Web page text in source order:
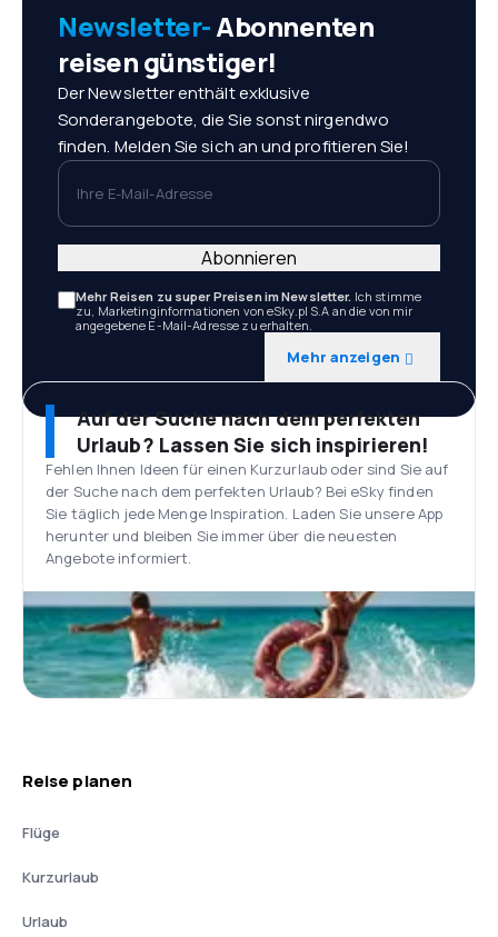
Newsletter-Abonnenten
reisen günstiger!
Der Newsletter enthält exklusive
Sonderangebote, die Sie sonst nirgendwo
finden. Melden Sie sich an und profitieren Sie!
Ihre E-Mail-Adresse
Mehr Reisen zu super Preisen im Newsletter. Ich stimme
zu, Marketinginformationen von eSky.pl S.A an die von mir
angegebene E-Mail-Adresse zu erhalten.
Mehr anzeigen
Abonnieren
Auf der Suche nach dem perfekten
Urlaub? Lassen Sie sich inspirieren!
Fehlen Ihnen Ideen für einen Kurzurlaub oder sind Sie auf
der Suche nach dem perfekten Urlaub? Bei eSky finden
Sie täglich jede Menge Inspiration. Laden Sie unsere App
herunter und bleiben Sie immer über die neuesten
Angebote informiert.
Reise planen
Flüge
Kurzurlaub
Urlaub